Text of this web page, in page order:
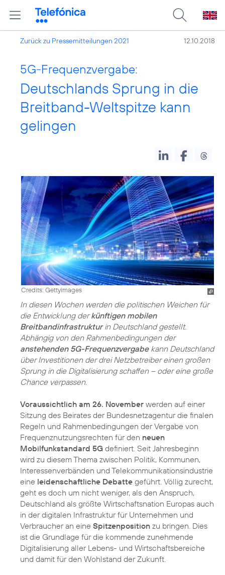
Zurück zu Pressemitteilungen 2021 12.10.2018
5G-Frequenzvergabe:
Deutschlands Sprung in die
Breitband-Weltspitze kann
gelingen
Credits: Gettyimages
In diesen Wochen werden die politischen Weichen für
die Entwicklung derkünftigen mobilen
Breitbandinfrastrukturin Deutschland gestellt.
Abhängig von den Rahmenbedingungen der
anstehenden 5G-Frequenzvergabekann Deutschland
über Investitionen der drei Netzbetreiber einen großen
Sprung in die Digitalisierung schaffen – oder eine große
Chance verpassen.
Voraussichtlich am 26. November werden auf einer
Sitzung des Beirates der Bundesnetzagentur die finalen
Regeln und Rahmenbedingungen der Vergabe von
Frequenznutzungsrechten für den neuen
Mobilfunkstandard 5G definiert. Seit Jahresbeginn
wird zu diesem Thema zwischen Politik, Kommunen,
Interessenverbänden und Telekommunikationsindustrie
eine leidenschaftliche Debatte geführt. Völlig zurecht,
geht es doch um nicht weniger, als den Anspruch,
Deutschland als größte Wirtschaftsnation Europas auch
in der digitalen Infrastruktur für Unternehmen und
Verbraucher an eine Spitzenposition zu bringen. Dies
ist die Grundlage für die kommende zunehmende
Digitalisierung aller Lebens- und Wirtschaftsbereiche
und damit für den Wohlstand der Zukunft.